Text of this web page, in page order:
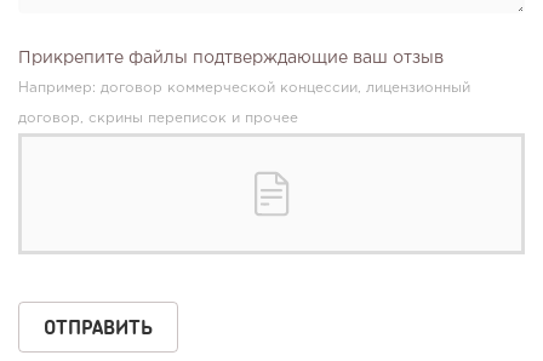
Прикрепите файлы подтверждающие ваш отзыв
Например: договор коммерческой концессии, лицензионный
договор, скрины переписок и прочее